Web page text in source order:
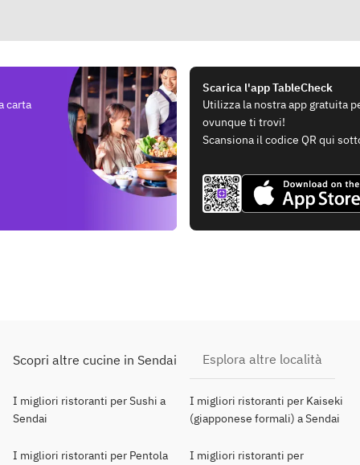
carta
Scarica l'app TableCheck
Utilizza la nostra app gratuita
ovunque ti trovi!
Scansiona il codice QR qui
Scopri altre cucine in Sendai Esplora altre località
I migliori ristoranti per Sushi a
Sendai
I migliori ristoranti per Kaiseki
(giapponese formali) a Sendai
I migliori ristoranti per Pentola
I migliori ristoranti per